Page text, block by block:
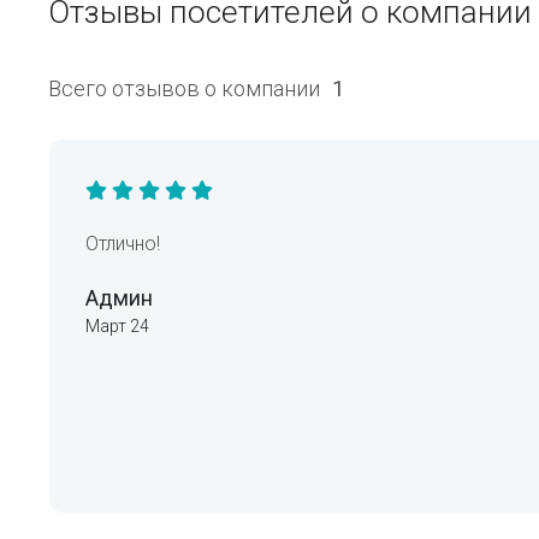
Отзывы посетителей о
Всего отзывов о компании 1
Отлично!
Админ
Март 24